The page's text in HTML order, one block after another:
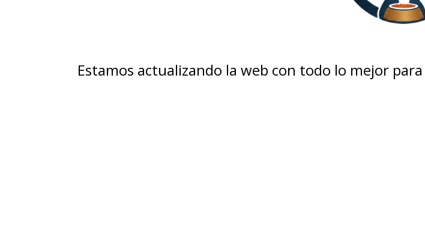
Estamos actualizando la web con todo lo mejor